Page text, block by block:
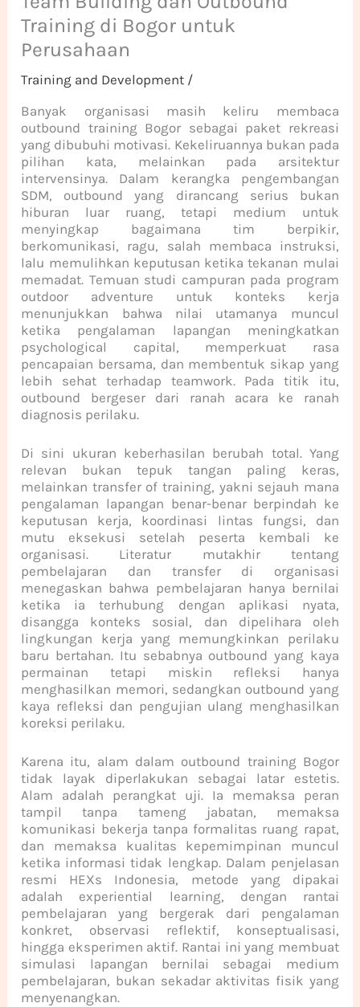
Training di Bogor untuk
Perusahaan
Training and Development /
Banyak organisasi masih keliru membaca
outbound training Bogor sebagai paket rekreasi
yang dibubuhi motivasi. Kekeliruannya bukan pada
pilihan kata, melainkan pada arsitektur
intervensinya. Dalam kerangka pengembangan
SDM, outbound yang dirancang serius bukan
hiburan luar ruang, tetapi medium untuk
menyingkap bagaimana tim berpikir,
berkomunikasi, ragu, salah membaca instruksi,
lalu memulihkan keputusan ketika tekanan mulai
memadat. Temuan studi campuran pada program
outdoor adventure untuk konteks kerja
menunjukkan bahwa nilai utamanya muncul
ketika pengalaman lapangan meningkatkan
psychological capital, memperkuat rasa
pencapaian bersama, dan membentuk sikap yang
lebih sehat terhadap teamwork. Pada titik itu,
outbound bergeser dari ranah acara ke ranah
diagnosis perilaku.
Di sini ukuran keberhasilan berubah total. Yang
relevan bukan tepuk tangan paling keras,
melainkan transfer of training, yakni sejauh mana
pengalaman lapangan benar-benar berpindah ke
keputusan kerja, koordinasi lintas fungsi, dan
mutu eksekusi setelah peserta kembali ke
organisasi. Literatur mutakhir tentang
pembelajaran dan transfer di organisasi
menegaskan bahwa pembelajaran hanya bernilai
ketika ia terhubung dengan aplikasi nyata,
disangga konteks sosial, dan dipelihara oleh
lingkungan kerja yang memungkinkan perilaku
baru bertahan. Itu sebabnya outbound yang kaya
permainan tetapi miskin refleksi hanya
menghasilkan memori, sedangkan outbound yang
kaya refleksi dan pengujian ulang menghasilkan
koreksi perilaku.
Karena itu, alam dalam outbound training Bogor
tidak layak diperlakukan sebagai latar estetis.
Alam adalah perangkat uji. Ia memaksa peran
tampil tanpa tameng jabatan, memaksa
komunikasi bekerja tanpa formalitas ruang rapat,
dan memaksa kualitas kepemimpinan muncul
ketika informasi tidak lengkap. Dalam penjelasan
resmi HEXs Indonesia, metode yang dipakai
adalah experiential learning, dengan rantai
pembelajaran yang bergerak dari pengalaman
konkret, observasi reflektif, konseptualisasi,
hingga eksperimen aktif. Rantai ini yang membuat
simulasi lapangan bernilai sebagai medium
pembelajaran, bukan sekadar aktivitas fisik yang
menyenangkan.